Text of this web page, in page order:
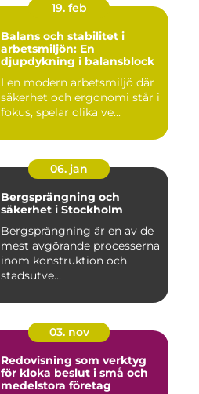
19. feb
Balans och stabilitet i
arbetsmiljön: En
djupdykning i balansblock
I en modern arbetsmiljö där
säkerhet och ergonomi står i
fokus, spelar olika ve...
06. jan
Bergsprängning och
säkerhet i Stockholm
Bergsprängning är en av de
mest avgörande processerna
inom konstruktion och
stadsutve...
03. nov
Redovisning som verktyg
för kloka beslut i små och
medelstora företag